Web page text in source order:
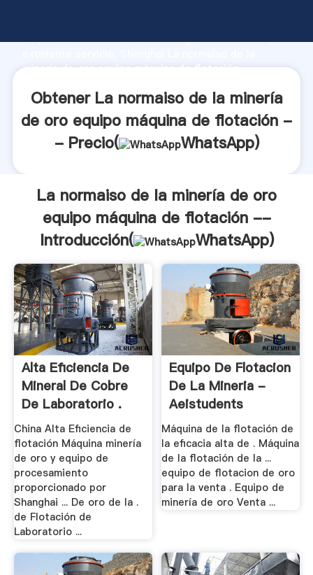
de producción, fuerza de investigación avanzada y
minería de oro equipo máquina de flotación --
clientes.
Obtener La normaiso de la minería
de oro equipo máquina de flotación -
- Precio(
WhatsApp)
La normaiso de la minería de oro
equipo máquina de flotación --
Introducción(
WhatsApp)
Alta Eficiencia De
Mineral De Cobre
De Laboratorio .
China Alta Eficiencia de
flotación Máquina minería
de oro y equipo de
procesamiento
proporcionado por
Shanghai ... De oro de la .
de Flotación de
Laboratorio ...
Equipo De Flotacion
De La Mineria -
Aeistudents
Máquina de la flotación de
la eficacia alta de . Máquina
de la flotación de la ...
equipo de flotacion de oro
para la venta . Equipo de
minería de oro Venta ...